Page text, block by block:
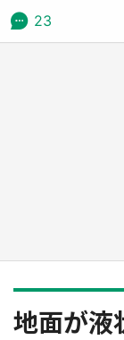
公
23
地面が液